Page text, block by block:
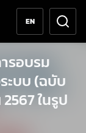
EN
รอบรม
ะบบ (ฉบับ
ในรูป